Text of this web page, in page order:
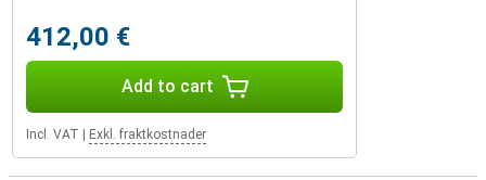
412,00 €
Add to cart
Incl. VAT Exkl. fraktkostnader